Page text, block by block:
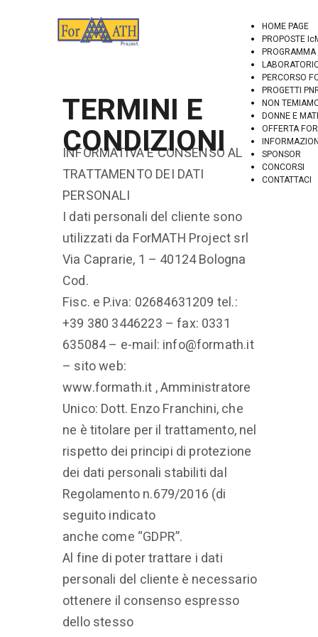
TERMINI E
CONDIZIONI
HOME PAGE
PROPOSTE
PERCORSO
PROGETTI
NON
DONNE E
OFFERTA
SPONSOR
CONCORSI
CONTATTACI
INFORMATIVA E CONSENSO AL
TRATTAMENTO DEI DATI
PERSONALI
I dati personali del cliente sono
utilizzati da ForMATH Project srl
Via Caprarie, 1 – 40124 Bologna
Cod.
Fisc. e P.iva: 02684631209 tel.:
+39 380 3446223 – fax: 0331
635084 – e-mail: info@formath.it
– sito web:
www.formath.it , Amministratore
Unico: Dott. Enzo Franchini, che
ne è titolare per il trattamento, nel
rispetto dei principi di protezione
dei dati personali stabiliti dal
Regolamento n.679/2016 (di
seguito indicato
anche come “GDPR”.
Al fine di poter trattare i dati
personali del cliente è necessario
ottenere il consenso espresso
dello stesso